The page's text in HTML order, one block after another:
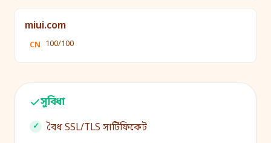
miui.com
CN 100/100
সুবিধা
বৈধ SSL/TLS সার্টিফিকেট